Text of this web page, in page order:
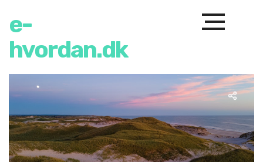
e-
hvordan.dk